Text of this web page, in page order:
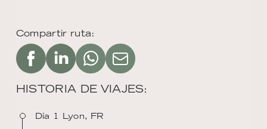
Compartir ruta:
HISTORIA DE VIAJES:
Día 1 Lyon, FR